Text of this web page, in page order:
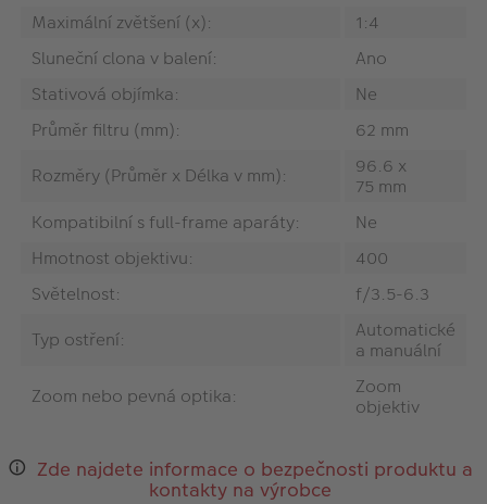
Maximální zvětšení (x):
1:4
Sluneční clona v balení:
Ano
Stativová objímka:
Ne
Průměr filtru (mm):
62 mm
Rozměry (Průměr x Délka v mm):
96.6 x
75 mm
Kompatibilní s full-frame aparáty:
Ne
Hmotnost objektivu:
400
Světelnost:
f/3.5-6.3
Typ ostření:
Automatické
a manuální
Zoom nebo pevná optika:
Zoom
objektiv
Zde najdete informace o bezpečnosti produktu a
kontakty na výrobce